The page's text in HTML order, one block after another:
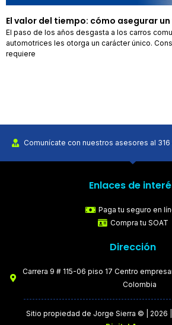
El valor del tiempo: cómo asegurar
El paso de los años desgasta a los carros
automotrices les otorga un carácter único.
requiere
Comunícate con nuestros asesores al
Enlaces de
Paga tu seguro en
Compra tu SOAT
Dirección
Carrera 9 # 115-06 piso 17 Centro
Colombia
Sitio propiedad de Jorge Sierra © | 2026